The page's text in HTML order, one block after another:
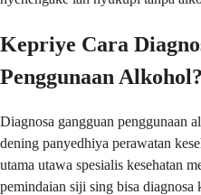
Kepriye Cara
Penggunaan Alkohol?
Diagnosa gangguan penggunaan
dening panyedhiya perawatan
utama utawa spesialis kesehatan
pemindaian siji sing bisa